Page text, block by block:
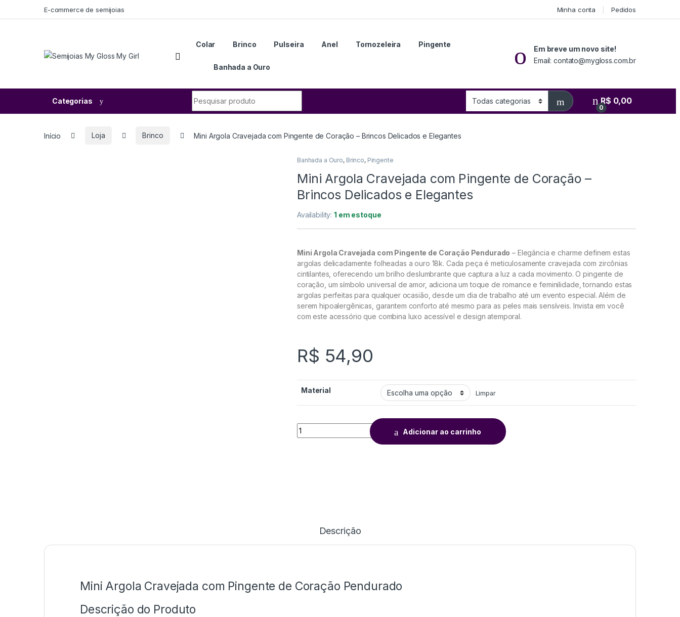
E-commerce de semijoias Minha conta Pedidos
Colar Brinco Pulseira Anel Tornozeleira Pingente
Banhada a Ouro
Em breve um novo site!
Email: contato@mygloss.com.br
Categorias
0
R$ 0,00
Início Loja Brinco Mini Argola Cravejada com Pingente de Coração – Brincos Delicados e Elegantes
Banhada a Ouro, Brinco, Pingente
Mini Argola Cravejada com Pingente de Coração –
Brincos Delicados e Elegantes
Availability:1 em estoque
Mini Argola Cravejada com Pingente de Coração Pendurado – Elegância e charme definem estas
argolas delicadamente folheadas a ouro 18k. Cada peça é meticulosamente cravejada com zircônias
cintilantes, oferecendo um brilho deslumbrante que captura a luz a cada movimento. O pingente de
coração, um símbolo universal de amor, adiciona um toque de romance e feminilidade, tornando estas
argolas perfeitas para qualquer ocasião, desde um dia de trabalho até um evento especial. Além de
serem hipoalergênicas, garantem conforto até mesmo para as peles mais sensíveis. Invista em você
com este acessório que combina luxo acessível e design atemporal.
R$ 54,90
Material Limpar
Adicionar ao carrinho
Descrição
Mini Argola Cravejada com Pingente de Coração Pendurado
Descrição do Produto